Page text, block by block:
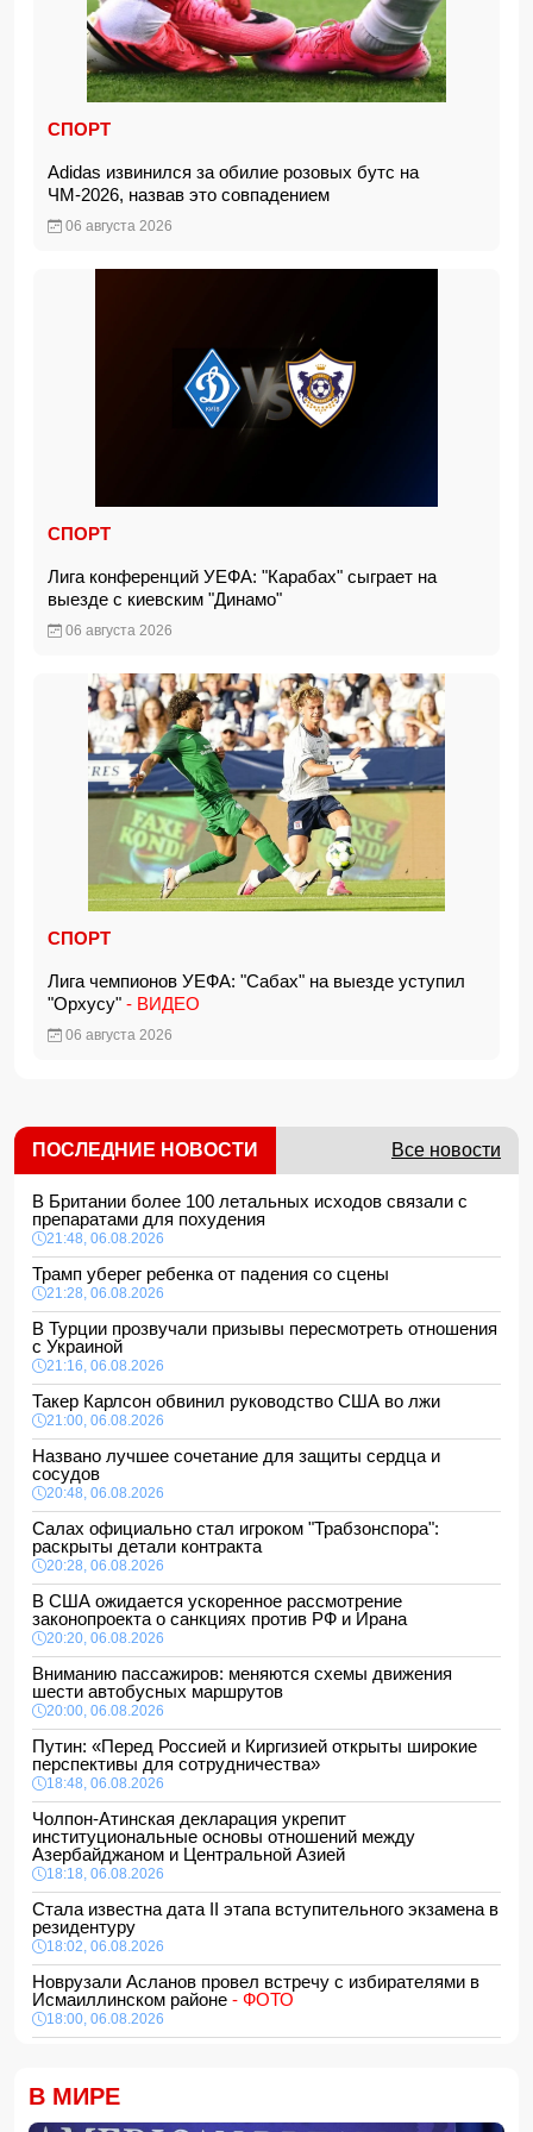
СПОРТ
Adidas извинился за обилие розовых бутс на
ЧМ-2026, назвав это совпадением
06 августа 2026
СПОРТ
Лига конференций УЕФА: "Карабах" сыграет на
выезде с киевским "Динамо"
06 августа 2026
СПОРТ
Лига чемпионов УЕФА: "Сабах" на выезде уступил
"Орхусу" - ВИДЕО
06 августа 2026
ПОСЛЕДНИЕ НОВОСТИ Все новости
В Британии более 100 летальных исходов связали с
препаратами для похудения
21:48, 06.08.2026
Трамп уберег ребенка от падения со сцены
21:28, 06.08.2026
В Турции прозвучали призывы пересмотреть отношения
с Украиной
21:16, 06.08.2026
Такер Карлсон обвинил руководство США во лжи
21:00, 06.08.2026
Названо лучшее сочетание для защиты сердца и
сосудов
20:48, 06.08.2026
Салах официально стал игроком "Трабзонспора":
раскрыты детали контракта
20:28, 06.08.2026
В США ожидается ускоренное рассмотрение
законопроекта о санкциях против РФ и Ирана
20:20, 06.08.2026
Вниманию пассажиров: меняются схемы движения
шести автобусных маршрутов
20:00, 06.08.2026
Путин: «Перед Россией и Киргизией открыты широкие
перспективы для сотрудничества»
18:48, 06.08.2026
Чолпон-Атинская декларация укрепит
институциональные основы отношений между
Азербайджаном и Центральной Азией
18:18, 06.08.2026
Стала известна дата II этапа вступительного экзамена в
резидентуру
18:02, 06.08.2026
Новрузали Асланов провел встречу с избирателями в
Исмаиллинском районе - ФОТО
18:00, 06.08.2026
16:48, 06.08.2026
Джейхун Байрамов и Андрей Сибига проводят встречу в
В МИРЕ